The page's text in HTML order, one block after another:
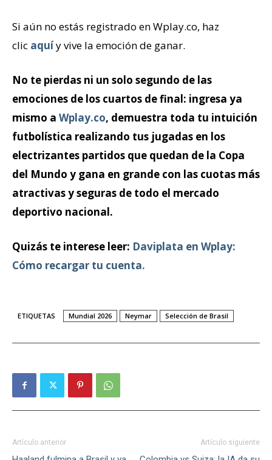
Si aún no estás registrado en Wplay.co, haz
clic aquíy vive la emoción de ganar.
No te pierdas ni un solo segundo de las
emociones de los cuartos de final: ingresa ya
mismo a Wplay.co, demuestra toda tu intuición
futbolística realizando tus jugadas en los
electrizantes partidos que quedan de la Copa
del Mundo y gana en grande con las cuotas más
atractivas y seguras de todo el mercado
deportivo nacional.
Quizás te interese leer: Daviplata en Wplay:
Cómo recargar tu cuenta.
ETIQUETAS Mundial 2026 Neymar Selección de Brasil
Artículo anterior Artículo siguiente